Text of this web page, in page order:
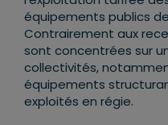
équipements publics
Contrairement aux
sont concentrées sur
collectivités,
équipements
exploités en régie.